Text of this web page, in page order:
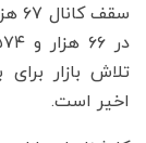
تلاش بازار
اخیر است.